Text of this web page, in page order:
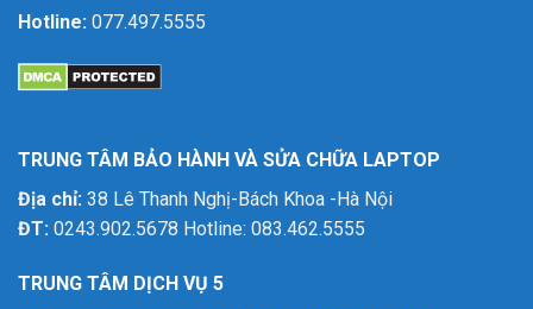
Hotline: 077.497.5555
TRUNG TÂM BẢO HÀNH VÀ SỬA CHỮA LAPTOP
Địa chỉ: 38 Lê Thanh Nghị-Bách Khoa -Hà Nội
ĐT: 0243.902.5678 Hotline: 083.462.5555
TRUNG TÂM DỊCH VỤ 5